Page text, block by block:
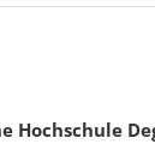
Hochschule